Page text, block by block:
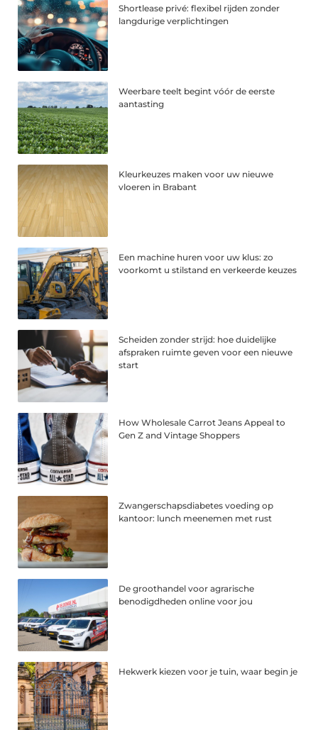
Shortlease privé: flexibel rijden zonder
langdurige verplichtingen
Weerbare teelt begint vóór de eerste
aantasting
Kleurkeuzes maken voor uw nieuwe
vloeren in Brabant
Een machine huren voor uw klus: zo
voorkomt u stilstand en verkeerde keuzes
Scheiden zonder strijd: hoe duidelijke
afspraken ruimte geven voor een nieuwe
start
How Wholesale Carrot Jeans Appeal to
Gen Z and Vintage Shoppers
Zwangerschapsdiabetes voeding op
kantoor: lunch meenemen met rust
De groothandel voor agrarische
benodigdheden online voor jou
Hekwerk kiezen voor je tuin, waar begin je